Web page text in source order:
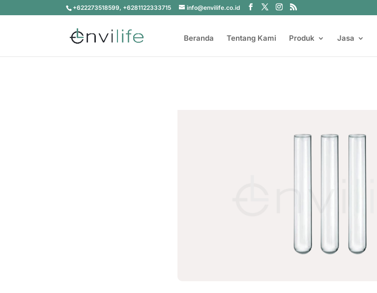
+622273518599, +6281122333715 info@envilife.co.id
Beranda Tentang Kami Produk Jasa